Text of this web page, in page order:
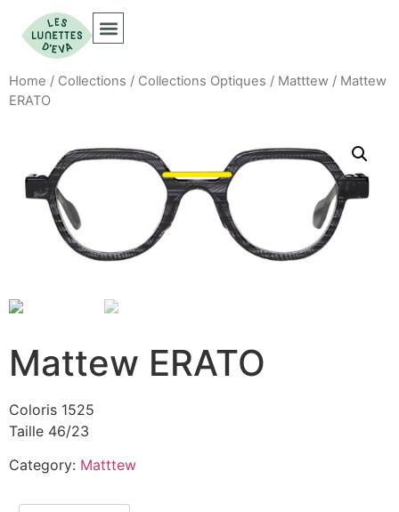
Home / Collections / Collections Optiques / Matttew / Mattew
ERATO
Mattew ERATO
Coloris 1525
Taille 46/23
Category: Matttew